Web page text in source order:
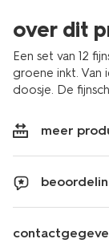
over dit
Een set van 12
groene inkt. Van
doosje. De
meer